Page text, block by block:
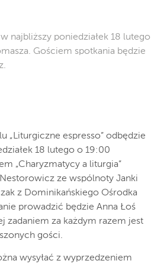
najbliższy poniedziałek 18 lutego
Gościem spotkania będzie
„Liturgiczne espresso” odbędzie
18 lutego o 19:00
„Charyzmatycy a liturgia”
ze wspólnoty Janki
z Dominikańskiego Ośrodka
prowadzić będzie Anna Łoś
zadaniem za każdym razem jest
gości.
wysyłać z wyprzedzeniem